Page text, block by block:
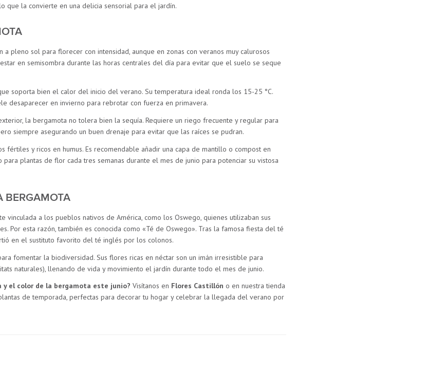
que la convierte en una delicia sensorial para el jardín.
pleno sol para florecer con intensidad, aunque en zonas con veranos muy calurosos
en semisombra durante las horas centrales del día para evitar que el suelo se seque
soporta bien el calor del inicio del verano. Su temperatura ideal ronda los 15-25 °C.
desaparecer en invierno para rebrotar con fuerza en primavera.
la bergamota no tolera bien la sequía. Requiere un riego frecuente y regular para
siempre asegurando un buen drenaje para evitar que las raíces se pudran.
fértiles y ricos en humus. Es recomendable añadir una capa de mantillo o compost en
plantas de flor cada tres semanas durante el mes de junio para potenciar su vistosa
BERGAMOTA
vinculada a los pueblos nativos de América, como los Oswego, quienes utilizaban sus
Por esta razón, también es conocida como «Té de Oswego». Tras la famosa fiesta del té
en el sustituto favorito del té inglés por los colonos.
fomentar la biodiversidad. Sus flores ricas en néctar son un imán irresistible para
naturales), llenando de vida y movimiento el jardín durante todo el mes de junio.
el color de la bergamota este junio? Visítanos en Flores Castillón o en nuestra tienda
de temporada, perfectas para decorar tu hogar y celebrar la llegada del verano por